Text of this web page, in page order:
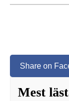
Share on
Mest